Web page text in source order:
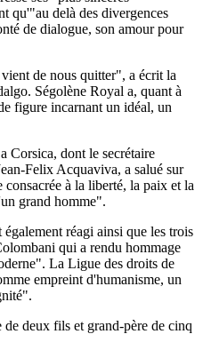
qu'"au delà des divergences
de dialogue, son amour pour
de nous quitter", a écrit la
Ségolène Royal a, quant à
figure incarnant un idéal, un
Corsica, dont le secrétaire
Felix Acquaviva, a salué sur
à la liberté, la paix et la
grand homme".
réagi ainsi que les trois
qui a rendu hommage
La Ligue des droits de
empreint d'humanisme, un
deux fils et grand-père de cinq